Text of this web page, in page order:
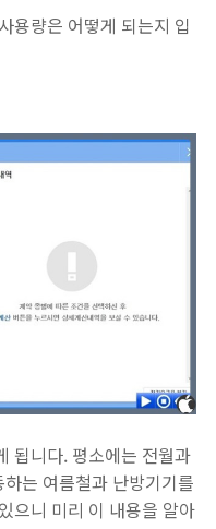
용량은 어떻게 되는지 입
됩니다. 평소에는 전월과
는 여름철과 난방기기를
으니 미리 이 내용을 알아